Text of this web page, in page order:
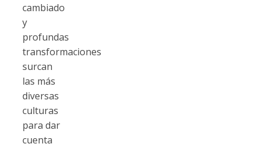
cambiado
y
profundas
transformaciones
surcan
las más
diversas
culturas
para dar
cuenta